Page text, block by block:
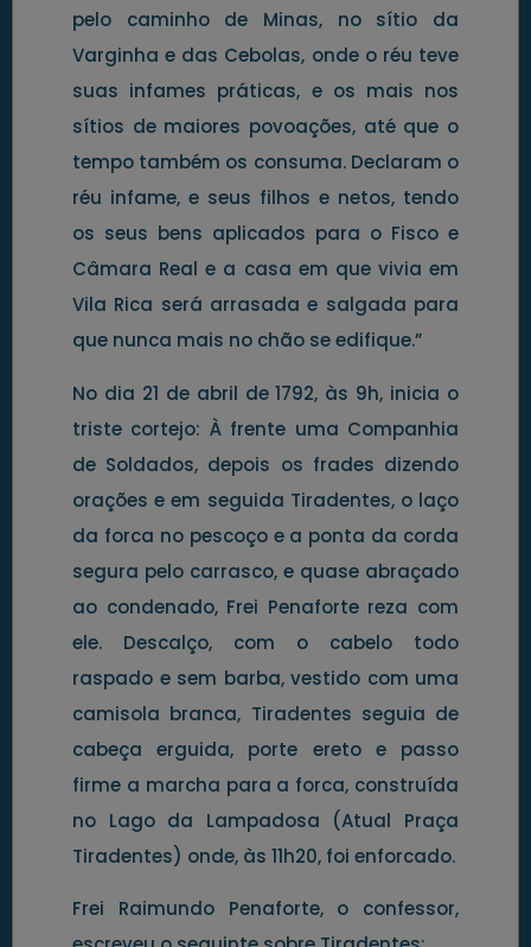
pelo caminho de Minas, no sítio da
Varginha e das Cebolas, onde o réu teve
suas infames práticas, e os mais nos
sítios de maiores povoações, até que o
tempo também os consuma. Declaram o
réu infame, e seus filhos e netos, tendo
os seus bens aplicados para o Fisco e
Câmara Real e a casa em que vivia em
Vila Rica será arrasada e salgada para
que nunca mais no chão se edifique.”
No dia 21 de abril de 1792, às 9h, inicia o
triste cortejo: À frente uma Companhia
de Soldados, depois os frades dizendo
orações e em seguida Tiradentes, o laço
da forca no pescoço e a ponta da corda
segura pelo carrasco, e quase abraçado
ao condenado, Frei Penaforte reza com
ele. Descalço, com o cabelo todo
raspado e sem barba, vestido com uma
camisola branca, Tiradentes seguia de
cabeça erguida, porte ereto e passo
firme a marcha para a forca, construída
no Lago da Lampadosa (Atual Praça
Tiradentes) onde, às 11h20, foi enforcado.
Frei Raimundo Penaforte, o confessor,